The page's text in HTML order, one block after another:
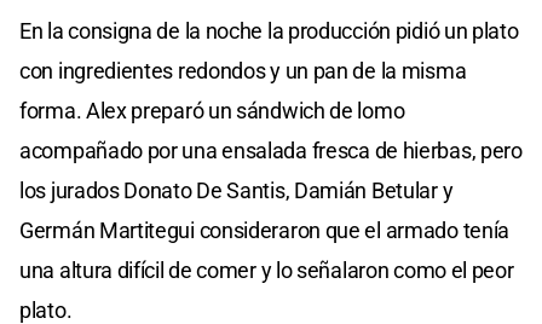
En la consigna de la noche la producción pidió un plato
con ingredientes redondos y un pan de la misma
forma. Alex preparó un sándwich de lomo
acompañado por una ensalada fresca de hierbas, pero
los jurados Donato De Santis, Damián Betular y
Germán Martitegui consideraron que el armado tenía
una altura difícil de comer y lo señalaron como el peor
plato.